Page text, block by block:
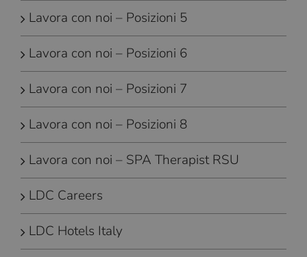
Lavora con noi – Posizioni 5
Lavora con noi – Posizioni 6
Lavora con noi – Posizioni 7
Lavora con noi – Posizioni 8
Lavora con noi – SPA Therapist RSU
LDC Careers
LDC Hotels Italy